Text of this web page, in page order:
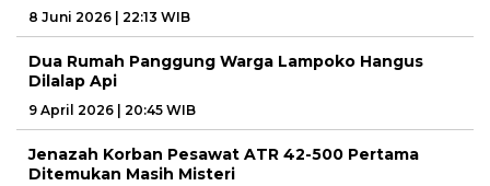
8 Juni 2026 | 22:13 WIB
Dua Rumah Panggung Warga Lampoko Hangus
Dilalap Api
9 April 2026 | 20:45 WIB
Jenazah Korban Pesawat ATR 42-500 Pertama
Ditemukan Masih Misteri